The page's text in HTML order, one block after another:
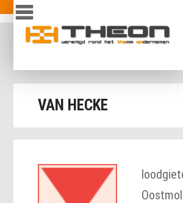
Overslaan en naar de inhoud gaan
inloggen
VAN HECKE